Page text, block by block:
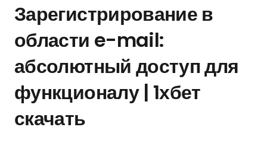
Зарегистрирование в
области e-mail:
абсолютный доступ для
функционалу | 1хбет
скачать